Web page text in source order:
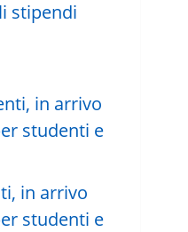
stipendi
in arrivo
studenti e